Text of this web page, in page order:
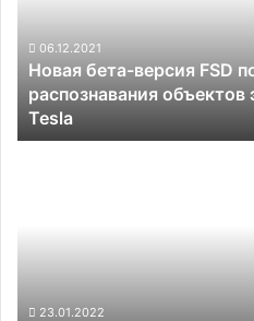
распознавания
объектов
электромобилями
Tesla
06.12.2021
Новая бета-версия FSD
распознавания
Tesla
допустить
23.01.2022